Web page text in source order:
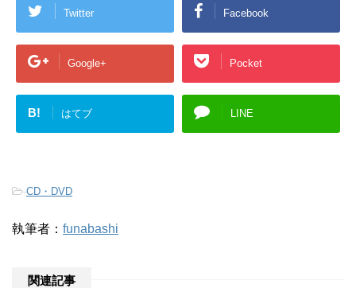
Twitter Facebook
Google+ Pocket
B! はてブ LINE
-CD・DVD
執筆者： funabashi
関連記事